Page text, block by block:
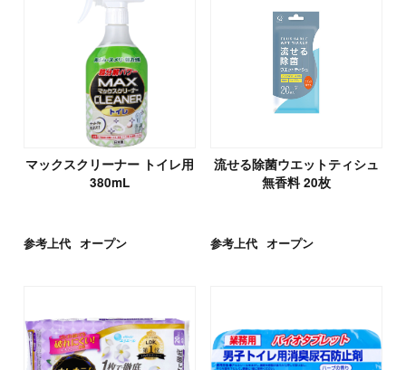
マックスクリーナー トイレ用
380mL
参考上代 オープン
流せる除菌ウエットティシュ
無香料 20枚
参考上代 オープン